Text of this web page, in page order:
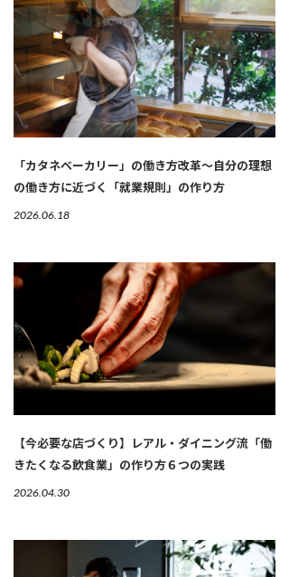
「カタネベーカリー」の働き方改革～自分の理想
の働き方に近づく「就業規則」の作り方
2026.06.18
【今必要な店づくり】レアル・ダイニング流「働
きたくなる飲食業」の作り方６つの実践
2026.04.30